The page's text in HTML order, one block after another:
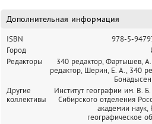
Дополнительная информация
ISBN
978-5-
Город
Редакторы
340 редактор, Фартышев,
редактор, Шерин, Е. А., 340
Другие
коллективы
Институт географии им. В.
Сибирского отделения
академии наук,
географическое